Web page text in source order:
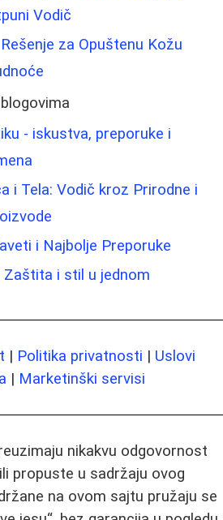
Vodič
za Opuštenu Kožu
- iskustva, preporuke i
i Tela: Vodič kroz Prirodne i
i Najbolje Preporuke
Zaštita i stil u jednom
| Politika privatnosti | Uslovi
| Marketinški servisi
nikakvu odgovornost
propuste u sadržaju ovog
na ovom sajtu pružaju se